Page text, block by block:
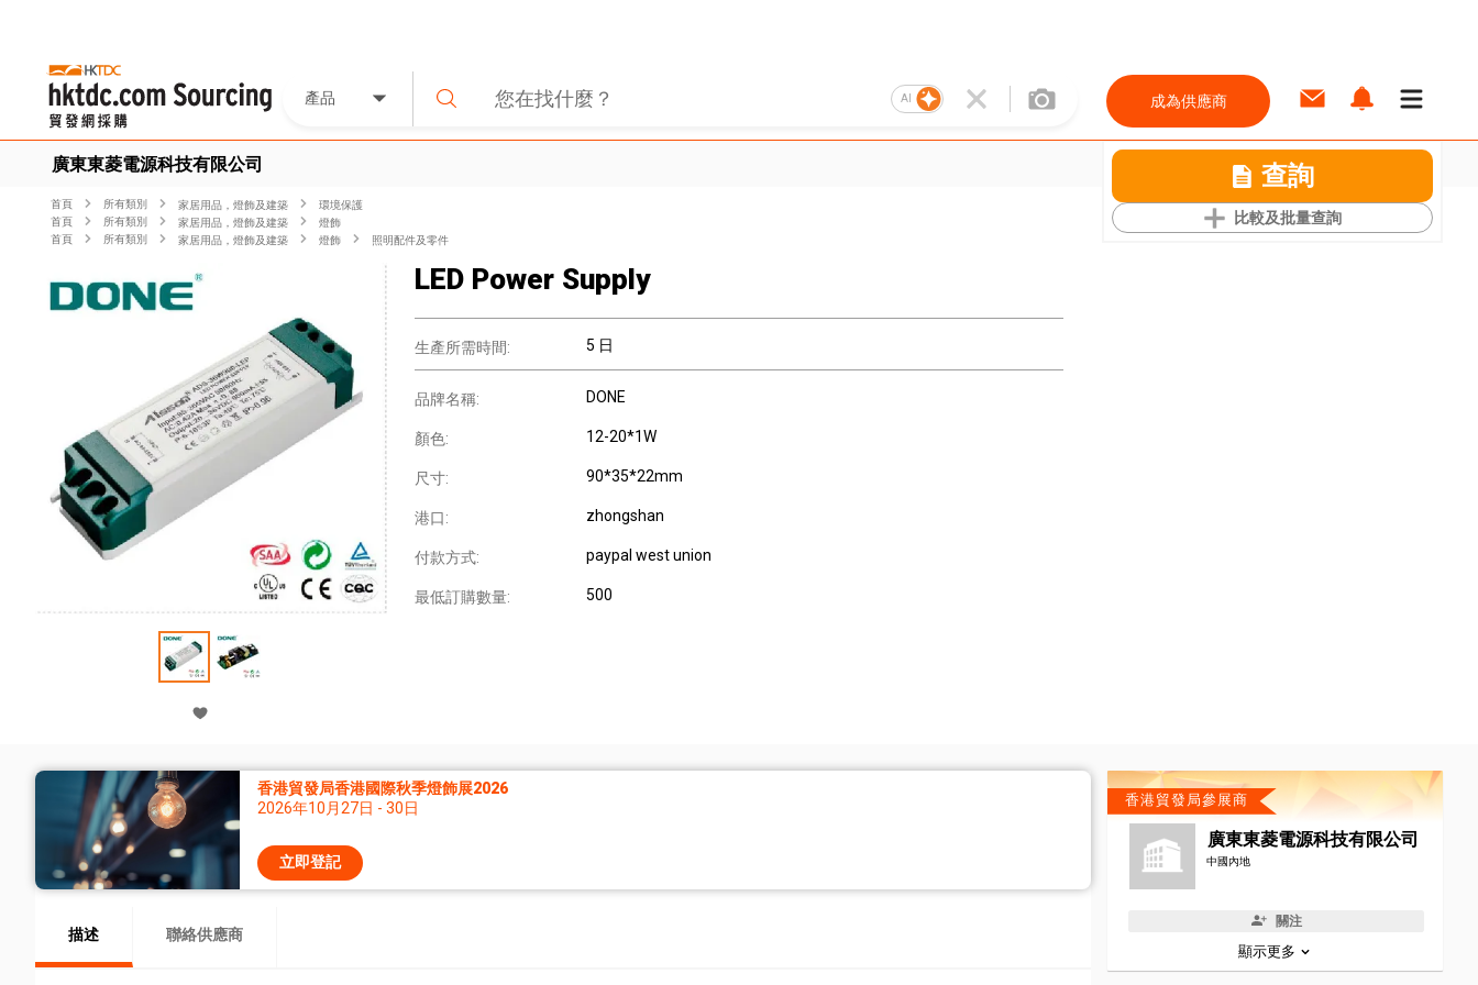
產品 AI 成為供應商
廣東東菱電源科技有限公司 查詢
比較及批量查詢
首頁 所有類別 家居用品，燈飾及建築
環境保護
首頁
所有類別 家居用品，燈飾及建築
燈飾
首頁
所有類別 家居用品，燈飾及建築 燈飾 照明配件及零件
LED Power Supply
生產所需時間: 5 日
品牌名稱: DONE
顏色: 12-20*1W
尺寸: 90*35*22mm
港口: zhongshan
付款方式: paypal west union
最低訂購數量: 500
香港貿發局香港國際秋季燈飾展2026
2026年10月27日 - 30日
立即登記
描述 聯絡供應商
香港貿發局參展商
廣東東菱電源科技有限公司
中國內地
關注
顯示更多